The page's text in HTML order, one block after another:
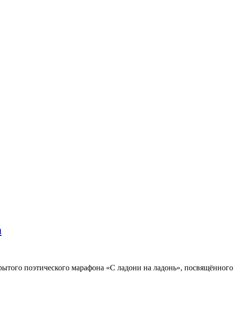
поэтического марафона «С ладони на ладонь», посвящённого